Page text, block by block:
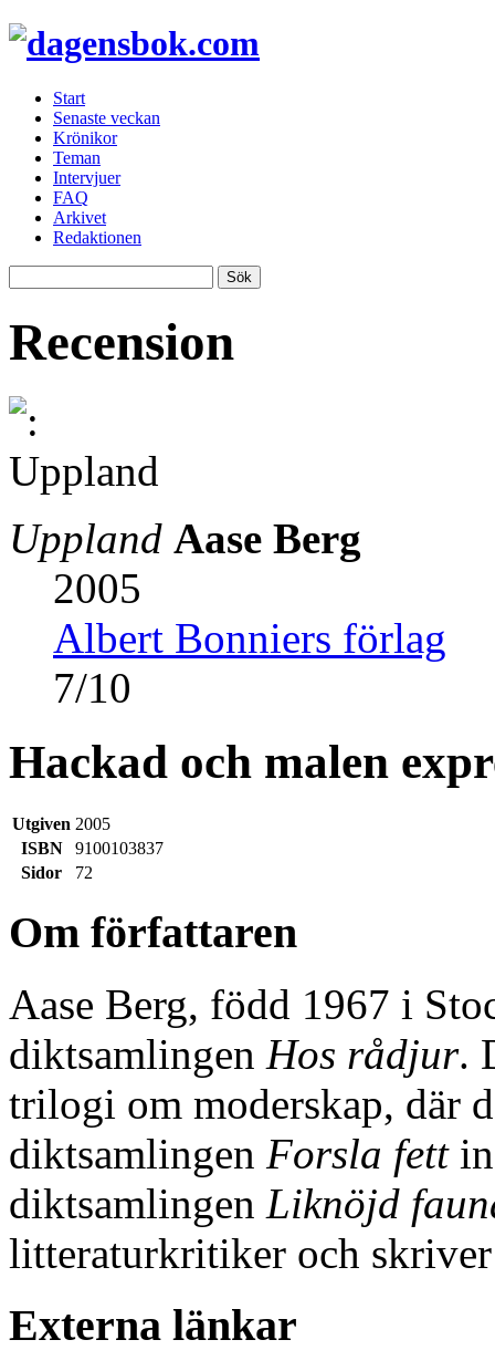
Start
Senaste veckan
Krönikor
Teman
Intervjuer
FAQ
Arkivet
Redaktionen
Recension
Uppland Aase Berg
2005
Albert Bonniers förlag
7/10
Hackad och malen
Utgiven 2005
ISBN
9100103837
Sidor
72
Om författaren
Aase Berg, född 1967 i
diktsamlingen Hos rådjur.
trilogi om moderskap, där
diktsamlingen Forsla fett
diktsamlingen Liknöjd
litteraturkritiker och
Externa länkar